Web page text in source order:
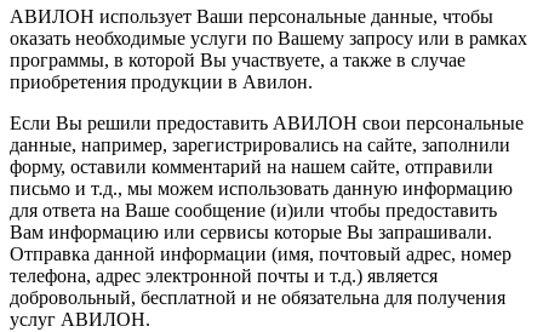
АВИЛОН использует Ваши персональные данные, чтобы
оказать необходимые услуги по Вашему запросу или в рамках
программы, в которой Вы участвуете, а также в случае
приобретения продукции в Авилон.
Если Вы решили предоставить АВИЛОН свои персональные
данные, например, зарегистрировались на сайте, заполнили
форму, оставили комментарий на нашем сайте, отправили
письмо и т.д., мы можем использовать данную информацию
для ответа на Ваше сообщение (и)или чтобы предоставить
Вам информацию или сервисы которые Вы запрашивали.
Отправка данной информации (имя, почтовый адрес, номер
телефона, адрес электронной почты и т.д.) является
добровольный, бесплатной и не обязательна для получения
услуг АВИЛОН.